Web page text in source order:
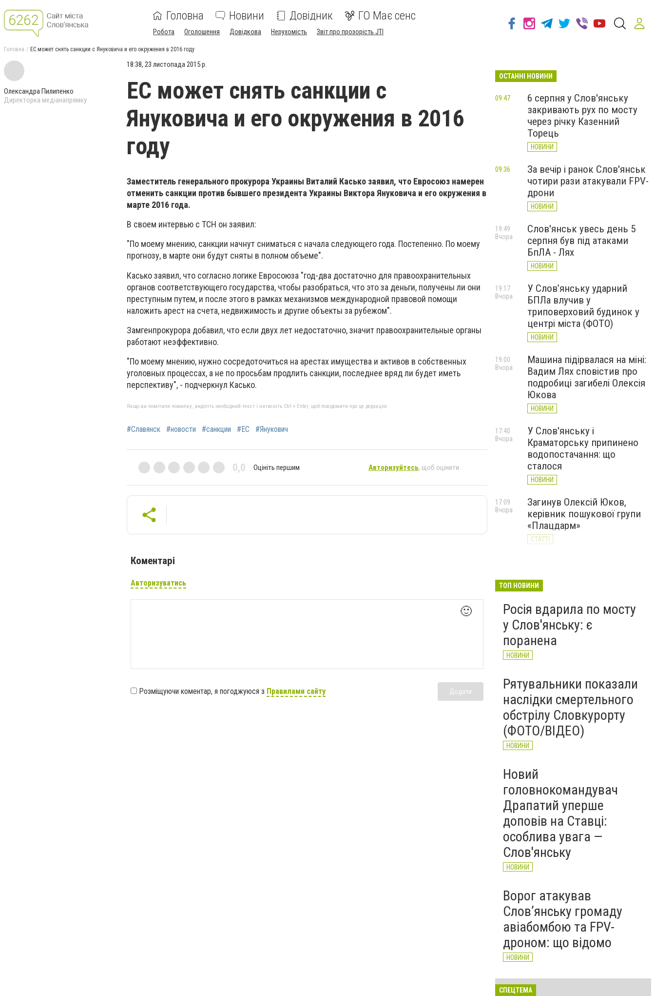
Головна Новини Довідник ГО Має сенс
Робота Оголошення Довідкова Нерухомість Звіт про прозорість JTI
Головна ЕС может снять санкции с Януковича и его окружения в 2016 году
Олександра Пилипенко
Директорка медіанапрямку
18:38, 23 листопада 2015 р.
ЕС может снять санкции с
Януковича и его окружения в 2016
году
Заместитель генерального прокурора Украины Виталий Касько заявил, что Евросоюз намерен
отменить санкции против бывшего президента Украины Виктора Януковича и его окружения в
марте 2016 года.
В своем интервью с ТСН он заявил:
"По моему мнению, санкции начнут сниматься с начала следующего года. Постепенно. По моему
прогнозу, в марте они будут сняты в полном объеме".
Касько заявил, что согласно логике Евросоюза "год-два достаточно для правоохранительных
органов соответствующего государства, чтобы разобраться, что это за деньги, получены ли они
преступным путем, и после этого в рамках механизмов международной правовой помощи
наложить арест на счета, недвижимость и другие объекты за рубежом".
Замгенпрокурора добавил, что если двух лет недостаточно, значит правоохранительные органы
работают неэффективно.
"По моему мнению, нужно сосредоточиться на арестах имущества и активов в собственных
уголовных процессах, а не по просьбам продлить санкции, последнее вряд ли будет иметь
перспективу", - подчеркнул Касько.
Якщо ви помітили помилку, виділіть необхідний текст і натисніть Ctrl + Enter, щоб повідомити про це редакцію
#Славянск #новости #санкции #ЕС #Янукович
0,0 Оцініть першим Авторизуйтесь, щоб оцінити
Коментарі
Авторизуватись
🙂
Розміщуючи коментар, я погоджуюся з Правилами сайту Додати
ОСТАННІ НОВИНИ
6 серпня у Слов'янську
закривають рух по мосту
через річку Казенний
Торець
НОВИНИ
09:47
За вечір і ранок Слов'янськ
чотири рази атакували FPV-
дрони
НОВИНИ
09:36
Слов'янськ увесь день 5
серпня був під атаками
БпЛА - Лях
НОВИНИ
19:49
Вчора
У Слов’янську ударний
БПЛа влучив у
триповерховий будинок у
центрі міста (ФОТО)
НОВИНИ
19:17
Вчора
Машина підірвалася на міні:
Вадим Лях сповістив про
подробиці загибелі Олексія
Юкова
НОВИНИ
19:00
Вчора
У Слов'янську і
Краматорську припинено
водопостачання: що
сталося
НОВИНИ
17:40
Вчора
Загинув Олексій Юков,
керівник пошукової групи
«Плацдарм»
СТАТТІ
17:09
Вчора
лише через електронну
слов’янцям
НОВИНИ
ТОП НОВИНИ
Росія вдарила по мосту
у Слов'янську: є
поранена
НОВИНИ
Рятувальники показали
наслідки смертельного
обстрілу Словкурорту
(ФОТО/ВІДЕО)
НОВИНИ
Новий
головнокомандувач
Драпатий уперше
доповів на Ставці:
особлива увага —
Слов'янську
НОВИНИ
Ворог атакував
Слов’янську громаду
авіабомбою та FPV-
дроном: що відомо
НОВИНИ
СПЕЦТЕМА